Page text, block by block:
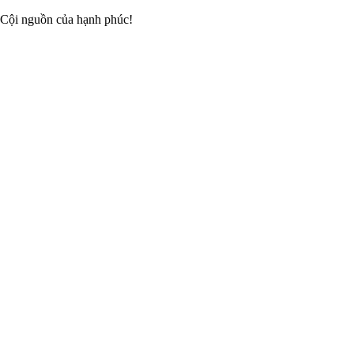
nguồn của hạnh phúc!